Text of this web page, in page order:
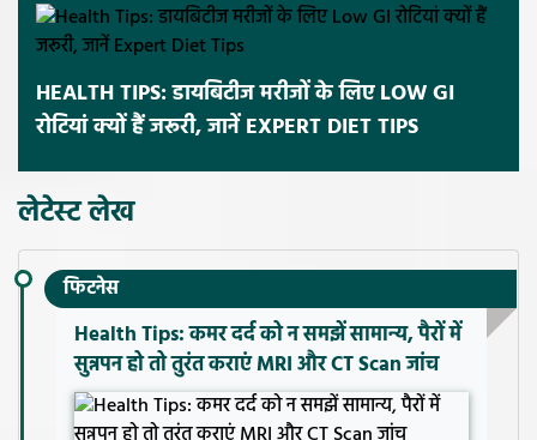
HEALTH TIPS: डायबिटीज मरीजों के लिए LOW GI
रोटियां क्यों हैं जरूरी, जानें EXPERT DIET TIPS
लेटेस्ट लेख
फिटनेस
Health Tips: कमर दर्द को न समझें सामान्य, पैरों में
सुन्नपन हो तो तुरंत कराएं MRI और CT Scan जांच